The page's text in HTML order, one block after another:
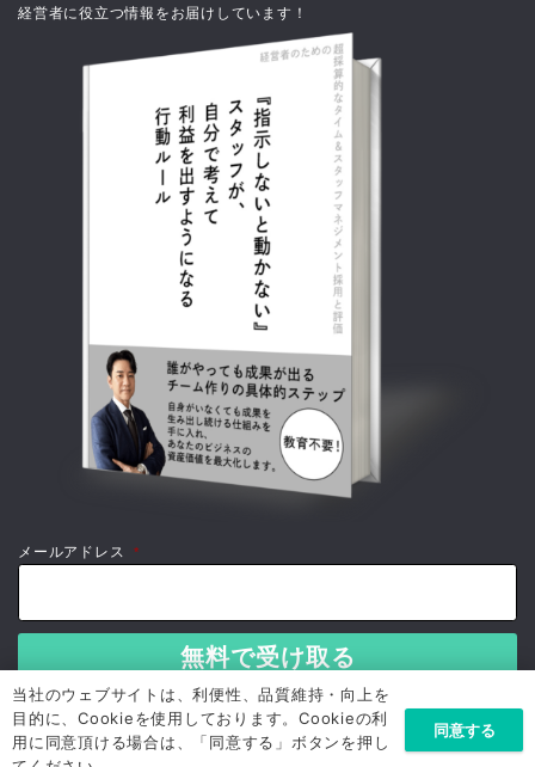
経営者に役立つ情報をお届けしています！
メールアドレス *
当社のウェブサイトは、利便性、品質維持・向上を
目的に、Cookieを使用しております。Cookieの利
用に同意頂ける場合は、「同意する」ボタンを押し
同意する